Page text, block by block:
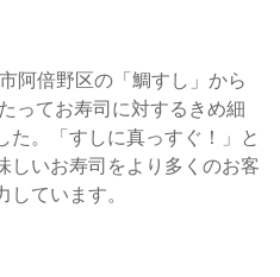
阿倍野区の「鯛すし」から
ってお寿司に対するきめ細
た。「すしに真っすぐ！」と
しいお寿司をより多くのお客
ています。